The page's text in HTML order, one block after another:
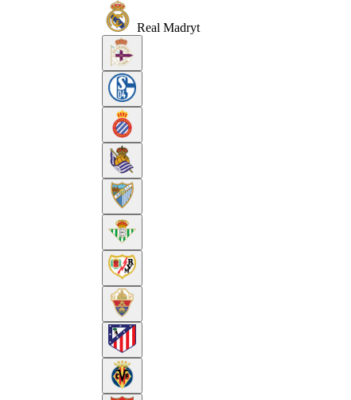
Real Madryt